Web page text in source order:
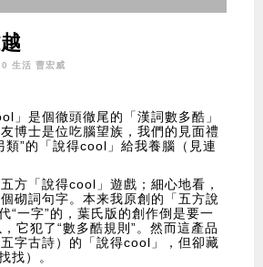
生活 曹宏威
」是個徹頭徹尾的「漢詞數多酷」
博士是位吃腦望族，我們的見面禮
類”的「說得cool」給我養腦（見連
方「說得cool」遊戲；細心地看，
砌詞句字。本来我原創的「五方說
“一字”的，葉氏版的創作倒是要一
它犯了“數多酷規則”。然而這產品
字古詩）的「說得cool」，但卻藏
找）。